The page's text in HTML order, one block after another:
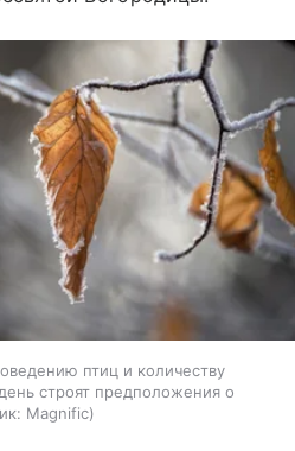
птиц и количеству
строят предположения о
Magnific